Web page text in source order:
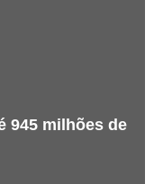
945 milhões de